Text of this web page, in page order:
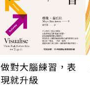
做對大腦練習，表
現就升級